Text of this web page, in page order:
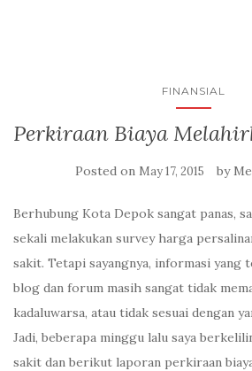
FINANSIAL
Perkiraan Biaya
Posted on May 17, 2015 by
Berhubung Kota Depok sangat panas,
sekali melakukan survey harga
sakit. Tetapi sayangnya, informasi yang
blog dan forum masih sangat tidak
kadaluwarsa, atau tidak sesuai dengan
Jadi, beberapa minggu lalu saya
sakit dan berikut laporan perkiraan